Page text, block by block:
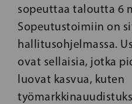
sopeuttaa taloutta 6
Sopeutustoimiin on
hallitusohjelmassa.
ovat sellaisia, jotka
luovat kasvua, kuten